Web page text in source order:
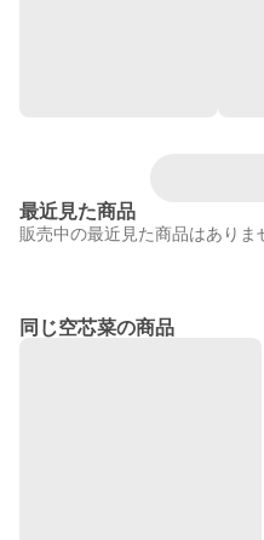
最近見た商品
販売中の最近見た商品はありま
同じ空芯菜の商品